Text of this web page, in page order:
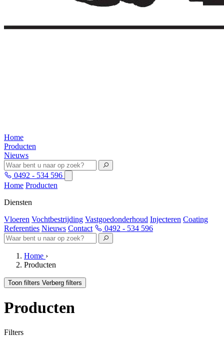
Home
Producten
Nieuws
0492 - 534 596
Home Producten
Diensten
Vloeren Vochtbestrijding Vastgoedonderhoud Injecteren Coating
Referenties Nieuws Contact 0492 - 534 596
Home ›
Producten
Toon filters Verberg filters
Producten
Filters